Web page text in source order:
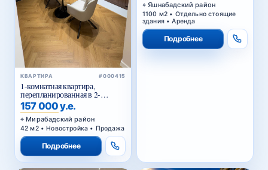
КВАРТИРА #000415
1-комнатная квартира,
перепланированная в 2-
комнатную, в ЖК «Parkwood»
157 000 у.е.
Мирабадский район
42 м2 • Новостройка • Продажа
Подробнее
Яшнабадский район
1100 м2 • Отдельно стоящие
здания • Аренда
Подробнее